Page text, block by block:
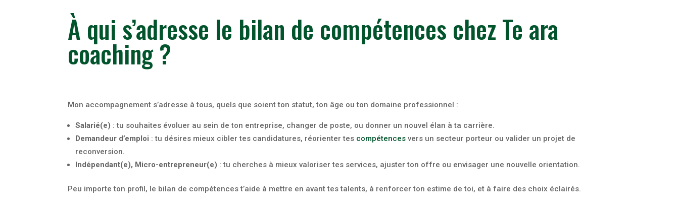
À qui s’adresse le bilan de compétences chez Te ara
coaching ?
Mon accompagnement s’adresse à tous, quels que soient ton statut, ton âge ou ton domaine professionnel :
Salarié(e) : tu souhaites évoluer au sein de ton entreprise, changer de poste, ou donner un nouvel élan à ta carrière.
Demandeur d’emploi : tu désires mieux cibler tes candidatures, réorienter tes compétences vers un secteur porteur ou valider un projet de
reconversion.
Indépendant(e), Micro-entrepreneur(e) : tu cherches à mieux valoriser tes services, ajuster ton offre ou envisager une nouvelle orientation.
Peu importe ton profil, le bilan de compétences t’aide à mettre en avant tes talents, à renforcer ton estime de toi, et à faire des choix éclairés.